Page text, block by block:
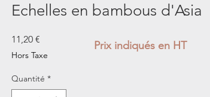
Echelles en bambous d'Asia
11,20 €
Hors Taxe
Quantité *
Prix indiqués en HT